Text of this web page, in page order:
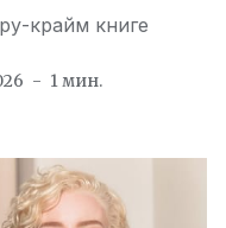
крайм книге
1 мин.